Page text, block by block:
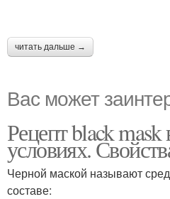
читать дальше →
Вас может
Рецепт black
условиях.
Черной маской называют
составе: